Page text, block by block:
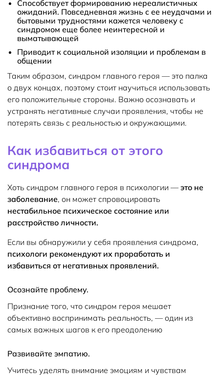
Способствует формированию нереалистичных
ожиданий. Повседневная жизнь с ее неудачами и
бытовыми трудностями кажется человеку с
синдромом еще более неинтересной и
выматывающей
Приводит к социальной изоляции и проблемам в
общении
Таким образом, синдром главного героя — это палка
о двух концах, поэтому стоит научиться использовать
его положительные стороны. Важно осознавать и
устранять негативные случаи проявления, чтобы не
потерять связь с реальностью и окружающими.
Как избавиться от этого
синдрома
Хоть синдром главного героя в психологии —это не
заболевание, он может спровоцировать
нестабильное психическое состояние или
расстройство личности.
Если вы обнаружили у себя проявления синдрома,
психологи рекомендуют их проработать и
избавиться от негативных проявлений.
Осознайте проблему.
Признание того, что синдром героя мешает
объективно воспринимать реальность, — один из
самых важных шагов к его преодолению
Развивайте эмпатию.
Учитесь уделять внимание эмоциям и чувствам